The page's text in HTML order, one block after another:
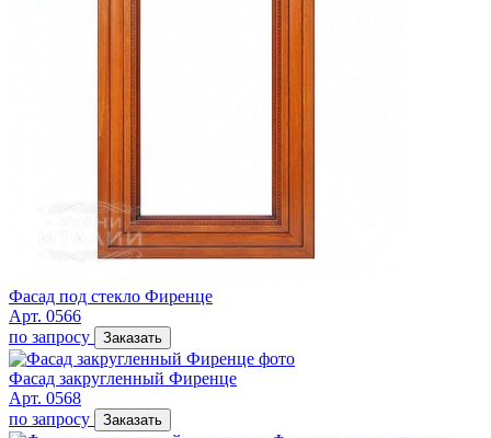
Фасад под стекло Фиренце
Арт. 0566
по запросу
Заказать
Фасад закругленный Фиренце
Арт. 0568
по запросу
Заказать